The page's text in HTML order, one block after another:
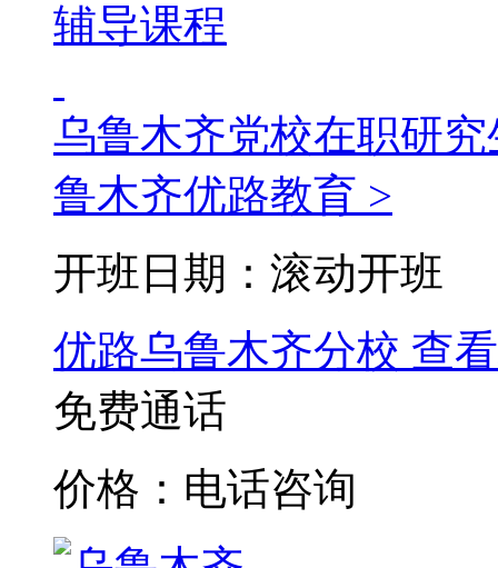
乌鲁木齐党校在职研
鲁木齐优路教育 >
开班日期：滚动开班
优路乌鲁木齐分校 查
免费通话
价格：电话咨询